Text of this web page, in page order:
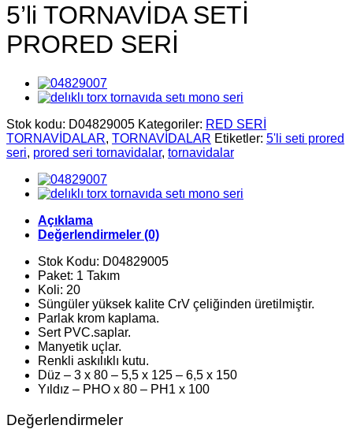
5’li TORNAVİDA SETİ
PRORED SERİ
Stok kodu: D04829005 Kategoriler: RED SERİ
TORNAVİDALAR, TORNAVİDALAR Etiketler: 5'li seti prored
seri, prored seri tornavidalar, tornavidalar
Açıklama
Değerlendirmeler (0)
Stok Kodu: D04829005
Paket: 1 Takım
Koli: 20
Süngüler yüksek kalite CrV çeliğinden üretilmiştir.
Parlak krom kaplama.
Sert PVC.saplar.
Manyetik uçlar.
Renkli askılıklı kutu.
Düz – 3 x 80 – 5,5 x 125 – 6,5 x 150
Yıldız – PHO x 80 – PH1 x 100
Değerlendirmeler